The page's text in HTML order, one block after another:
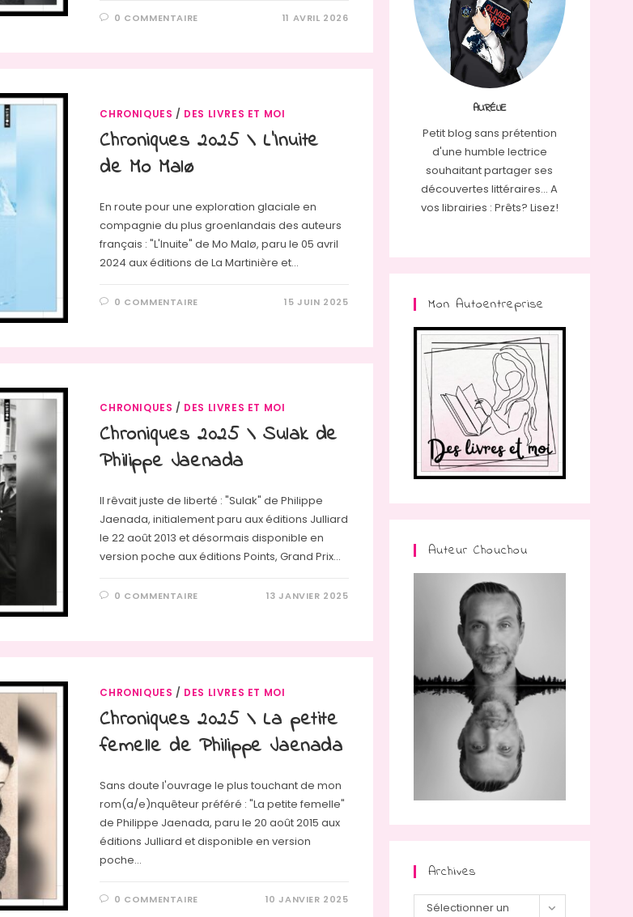
0 COMMENTAIRE 11 AVRIL 2026
CHRONIQUES / DES LIVRES ET MOI
Chroniques 2025 \ L’Inuite
de Mo Malø
En route pour une exploration glaciale en
compagnie du plus groenlandais des auteurs
français : "L'Inuite" de Mo Malø, paru le 05 avril
2024 aux éditions de La Martinière et…
0 COMMENTAIRE 15 JUIN 2025
CHRONIQUES / DES LIVRES ET MOI
Chroniques 2025 \ Sulak de
Philippe Jaenada
Il rêvait juste de liberté : "Sulak" de Philippe
Jaenada, initialement paru aux éditions Julliard
le 22 août 2013 et désormais disponible en
version poche aux éditions Points, Grand Prix…
0 COMMENTAIRE 13 JANVIER 2025
CHRONIQUES / DES LIVRES ET MOI
Chroniques 2025 \ La petite
femelle de Philippe Jaenada
Sans doute l'ouvrage le plus touchant de mon
rom(a/e)nquêteur préféré : "La petite femelle"
de Philippe Jaenada, paru le 20 août 2015 aux
éditions Julliard et disponible en version
poche…
0 COMMENTAIRE 10 JANVIER 2025
AURÉLIE
Petit blog sans prétention
d'une humble lectrice
souhaitant partager ses
découvertes littéraires... A
vos librairies : Prêts? Lisez!
Mon Autoentreprise
Auteur Chouchou
Archives
Archives
Sélectionner un